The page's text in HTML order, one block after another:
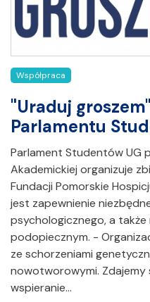
Współpraca
"Uraduj
Parlamentu
Parlament Studentów UG
Akademickiej organizuje
Fundacji Pomorskie
jest zapewnienie
psychologicznego, a
podopiecznym. -
ze schorzeniami
nowotworowymi.
wspieranie…